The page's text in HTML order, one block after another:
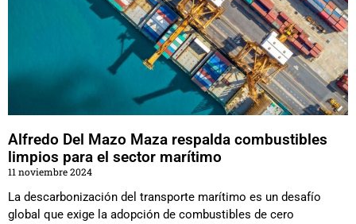
Alfredo Del Mazo Maza respalda combustibles
limpios para el sector marítimo
11 noviembre 2024
La descarbonización del transporte marítimo es un desafío
global que exige la adopción de combustibles de cero